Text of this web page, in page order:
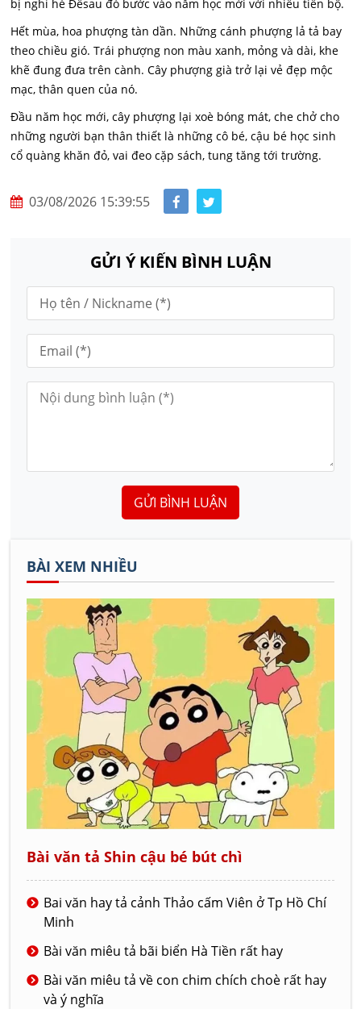
bị nghỉ hè Đềsau đó bước vào năm học mới với nhiều tiến bộ.
Hết mùa, hoa phượng tàn dần. Những cánh phượng lả tả bay
theo chiều gió. Trái phượng non màu xanh, mỏng và dài, khe
khẽ đung đưa trên cành. Cây phượng già trở lại vẻ đẹp mộc
mạc, thân quen của nó.
Đầu năm học mới, cây phượng lại xoè bóng mát, che chở cho
những người bạn thân thiết là những cô bé, cậu bé học sinh
cổ quàng khăn đỏ, vai đeo cặp sách, tung tăng tới trường.
03/08/2026 15:39:55
GỬI Ý KIẾN BÌNH LUẬN
GỬI BÌNH LUẬN
BÀI XEM NHIỀU
Bài văn tả Shin cậu bé bút chì
Bai văn hay tả cảnh Thảo cấm Viên ở Tp Hồ Chí
Minh
Bài văn miêu tả bãi biển Hà Tiền rất hay
Bài văn miêu tả về con chim chích choè rất hay
và ý nghĩa